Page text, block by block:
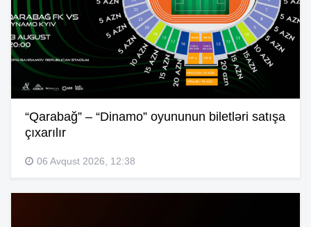
“Qarabağ” – “Dinamo” oyununun biletləri satışa
çıxarılır
06 Avqust 2026, 12:38